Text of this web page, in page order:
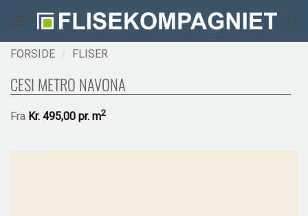
indhold
FORSIDE / FLISER
CESI METRO NAVONA
Fra Kr. 495,00 pr. m2